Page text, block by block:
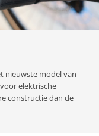
nieuwste model van
elektrische
constructie dan de